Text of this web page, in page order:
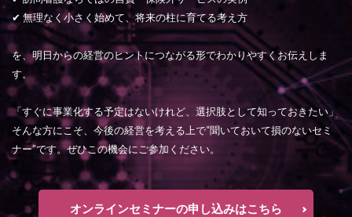
✔ 無理なく小さく始めて、将来の柱に育てる考え方
を、明日からの経営のヒントにつながる形でわかりやすくお伝えしま
す。
「すぐに事業化する予定はないけれど、選択肢として知っておきたい」
そんな方にこそ、今後の経営を考える上で“聞いておいて損のないセミ
ナー”です。ぜひこの機会にご参加ください。
オンラインセミナーの申し込みはこちら